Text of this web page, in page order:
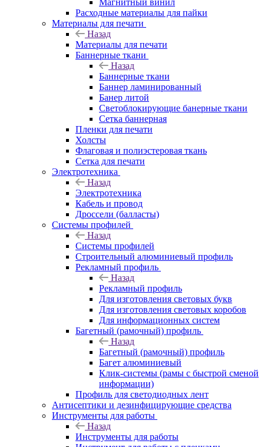
Магнитный винил
Расходные материалы для пайки
Материалы для печати
Назад
Материалы для печати
Баннерные ткани
Назад
Баннерные ткани
Баннер ламинированный
Банер литой
Светоблокирующие банерные ткани
Сетка баннерная
Пленки для печати
Холсты
Флаговая и полиэстеровая ткань
Сетка для печати
Электротехника
Назад
Электротехника
Кабель и провод
Дроссели (балласты)
Системы профилей
Назад
Системы профилей
Строительный алюминиевый профиль
Рекламный профиль
Назад
Рекламный профиль
Для изготовления световых букв
Для изготовления световых коробов
Для информационных систем
Багетный (рамочный) профиль
Назад
Багетный (рамочный) профиль
Багет алюминиевый
Клик-системы (рамы с быстрой сменой
информации)
Профиль для светодиодных лент
Антисептики и дезинфицирующие средства
Инструменты для работы
Назад
Инструменты для работы